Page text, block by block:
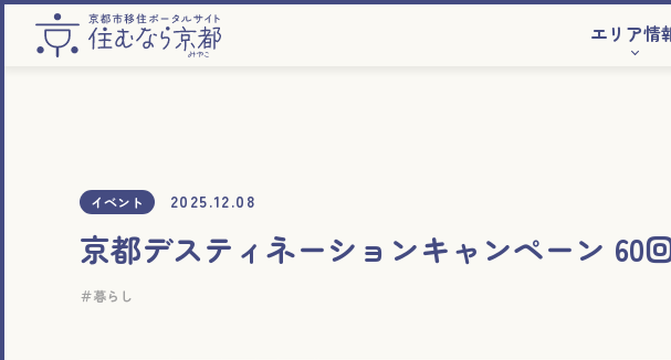
エリア情
イベント 2025.12.08
京都デスティネーションキャンペーン 60
暮らし